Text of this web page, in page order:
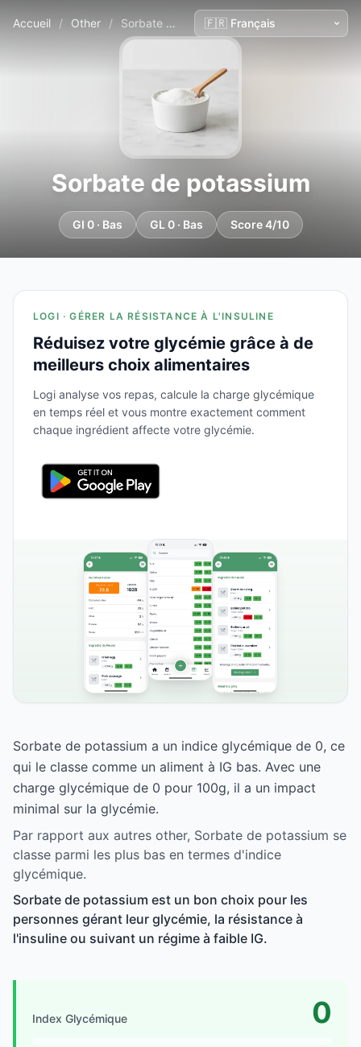
Accueil / Other / Sorbate de potassium
Sorbate de potassium
GI 0 · Bas GL 0 · Bas Score 4/10
LOGI · GÉRER LA RÉSISTANCE À L'INSULINE
Réduisez votre glycémie grâce à de
meilleurs choix alimentaires
Logi analyse vos repas, calcule la charge glycémique
en temps réel et vous montre exactement comment
chaque ingrédient affecte votre glycémie.
Sorbate de potassium a un indice glycémique de 0, ce
qui le classe comme un aliment à IG bas. Avec une
charge glycémique de 0 pour 100g, il a un impact
minimal sur la glycémie.
Par rapport aux autres other, Sorbate de potassium se
classe parmi les plus bas en termes d'indice
glycémique.
Sorbate de potassium est un bon choix pour les
personnes gérant leur glycémie, la résistance à
l'insuline ou suivant un régime à faible IG.
Index Glycémique 0